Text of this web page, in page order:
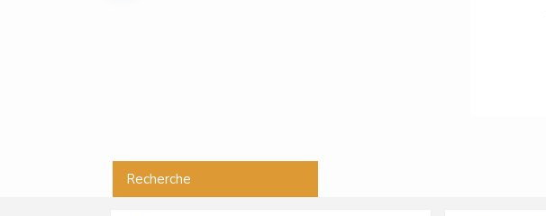
Recherche